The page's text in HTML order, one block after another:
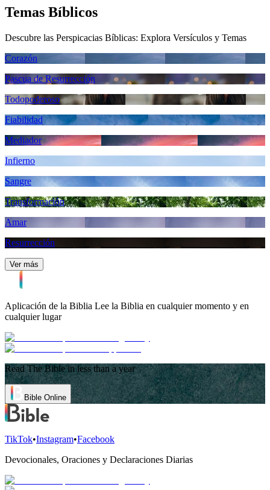
Temas Bíblicos
Descubre las Perspicacias Bíblicas: Explora Versículos y Temas
Corazón
Pascua de Resurrección
Todopoderoso
Fiabilidad
Mediador
Infierno
Sangre
Transformación
Amar
Resurrección
Ver más
Aplicación de la Biblia Lee la Biblia en cualquier momento y en
cualquier lugar
Read The Bible in less than a year
Bible Online
TikTok•Instagram•Facebook
Devocionales, Oraciones y Declaraciones Diarias